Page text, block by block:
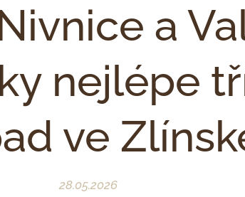
a
nejlépe
ve
28.05.2026